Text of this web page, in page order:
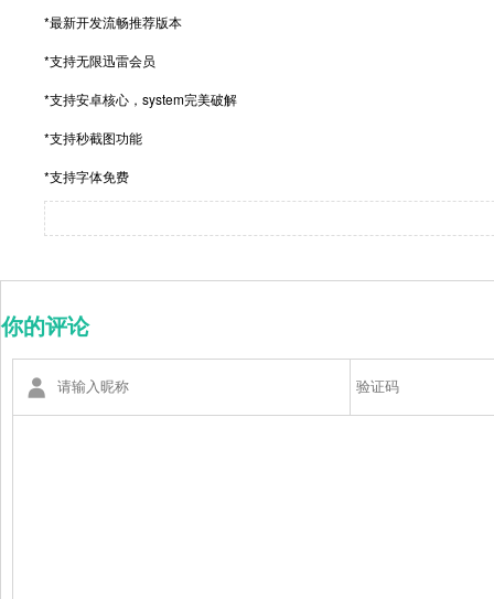
*最新开发流畅推荐版本
*支持无限迅雷会员
*支持安卓核心，system完美破解
*支持秒截图功能
*支持字体免费
你的评论